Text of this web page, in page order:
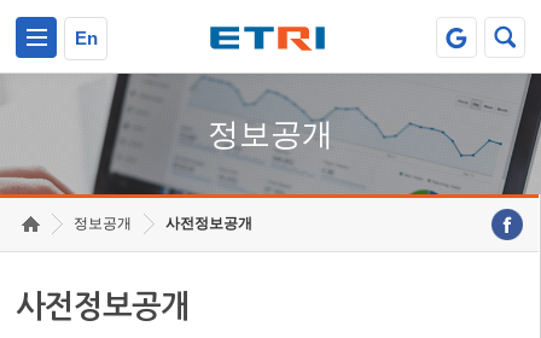
En
정보공개
정보공개 사전정보공개
사전정보공개